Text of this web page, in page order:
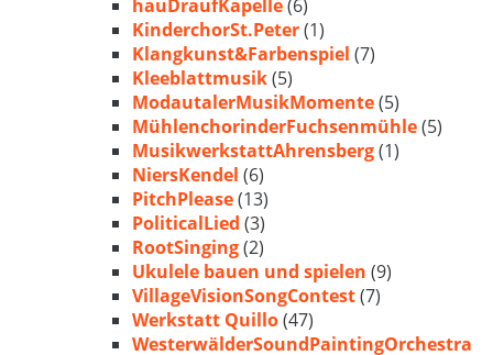
hauDraufKapelle(6)
KinderchorSt.Peter(1)
Klangkunst&Farbenspiel (7)
Kleeblattmusik(5)
ModautalerMusikMomente(5)
MühlenchorinderFuchsenmühle(5)
MusikwerkstattAhrensberg(1)
NiersKendel (6)
PitchPlease(13)
PoliticalLied (3)
RootSinging(2)
Ukulele bauen und spielen (9)
VillageVisionSongContest(7)
Werkstatt Quillo(47)
WesterwälderSoundPaintingOrchestra